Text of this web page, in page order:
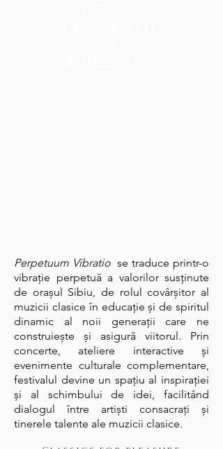
Perpetuum Vibratiose traduce printr-o
vibrație perpetuă a valorilor susținute
de orașul Sibiu, de rolul covârșitor al
muzicii clasice în educație și de spiritul
dinamic al noii generații care ne
construiește și asigură viitorul. Prin
concerte, ateliere interactive și
evenimente culturale complementare,
festivalul devine un spațiu al inspirației
și al schimbului de idei, facilitând
dialogul între artiști consacrați și
tinerele talente ale muzicii clasice.